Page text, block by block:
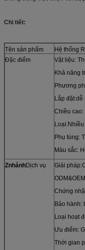
Chi tiết:
Tên sản phẩm
Hệ thống
Đặc điểm
Vật liệu:
Khả năng
Phương
Lắp đặt:dễ
Chiều
Loại:Nhiều
Phụ tùng:
Màu sắc:
ZnhánhDịch vụ
Giải
Chứng
Bảo hành:
Loại hoạt
Ưu điểm:
Thời gian